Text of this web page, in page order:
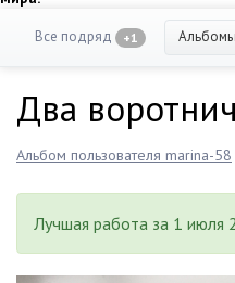
Все подряд +1 Альбомы
Два
Альбом пользователя marina-58
Лучшая работа за 1 июля